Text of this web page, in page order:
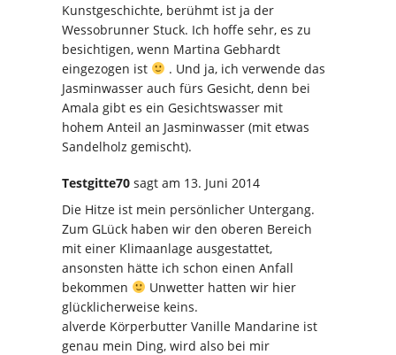
Kunstgeschichte, berühmt ist ja der
Wessobrunner Stuck. Ich hoffe sehr, es zu
besichtigen, wenn Martina Gebhardt
eingezogen ist
. Und ja, ich verwende das
Jasminwasser auch fürs Gesicht, denn bei
Amala gibt es ein Gesichtswasser mit
hohem Anteil an Jasminwasser (mit etwas
Sandelholz gemischt).
Testgitte70 sagt am 13. Juni 2014
Die Hitze ist mein persönlicher Untergang.
Zum GLück haben wir den oberen Bereich
mit einer Klimaanlage ausgestattet,
ansonsten hätte ich schon einen Anfall
bekommen
Unwetter hatten wir hier
glücklicherweise keins.
alverde Körperbutter Vanille Mandarine ist
genau mein Ding, wird also bei mir